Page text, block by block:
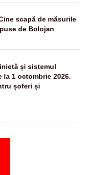
scapă de măsurile
de Bolojan
și sistemul
la 1 octombrie 2026.
șoferi și